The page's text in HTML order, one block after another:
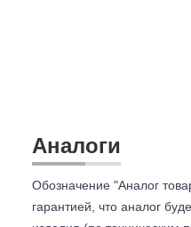
Аналоги
Обозначение "Аналог
гарантией, что аналог